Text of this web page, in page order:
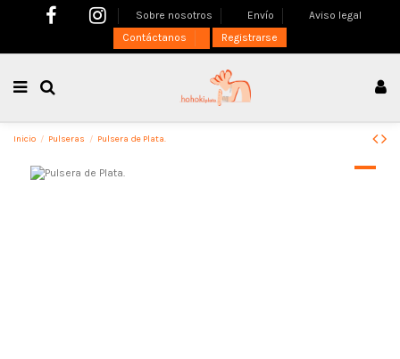
Sobre nosotros Envío
Aviso legal
Contáctanos
Registrarse
Inicio Pulseras Pulsera de Plata.